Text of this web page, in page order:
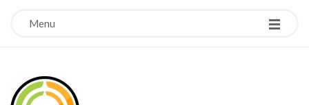
Menu